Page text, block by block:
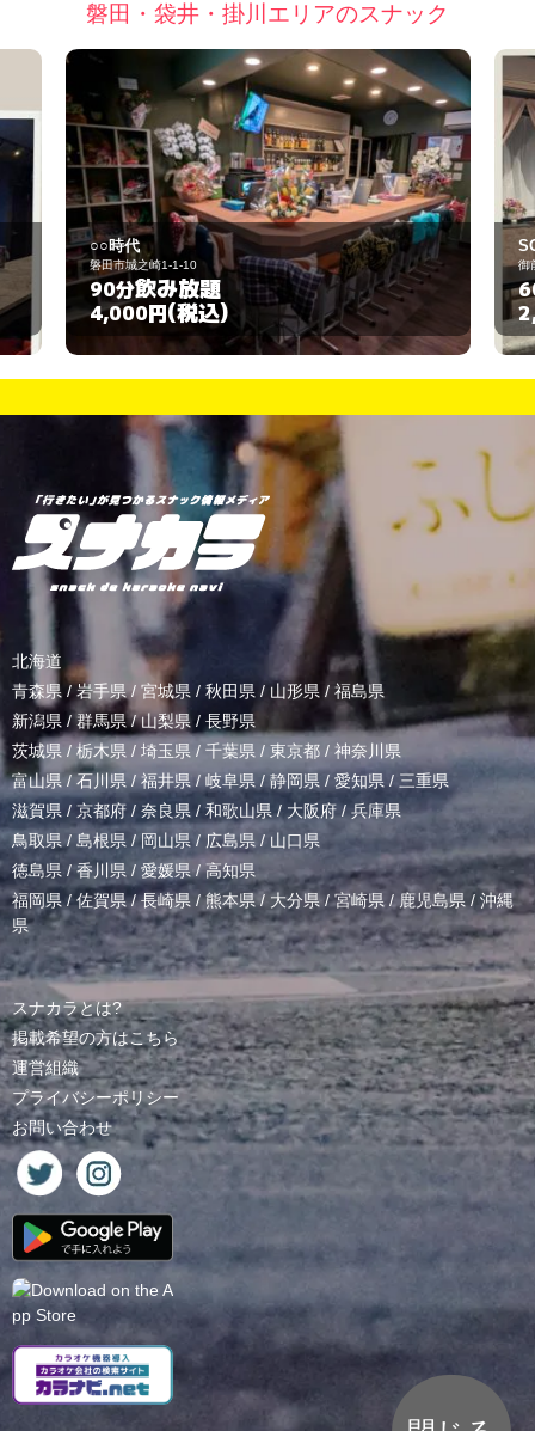
磐田・袋井・掛川エリアのスナック
SORA
御前崎市御前崎21-50
60分飲み放題
2,500円(税込)
北海道
青森県 / 岩手県/ 宮城県 / 秋田県 / 山形県/ 福島県
新潟県 /群馬県/山梨県 / 長野県
茨城県 / 栃木県 / 埼玉県 / 千葉県 / 東京都 / 神奈川県
富山県 /石川県/福井県/岐阜県 / 静岡県 / 愛知県 / 三重県
滋賀県 / 京都府 / 奈良県 / 和歌山県/ 大阪府 /兵庫県
鳥取県/ 島根県 /岡山県/ 広島県 / 山口県
徳島県 /香川県 / 愛媛県/高知県
福岡県/佐賀県/長崎県 /熊本県/ 大分県/宮崎県 /鹿児島県 / 沖縄
県
スナカラとは?
掲載希望の方はこちら
運営組織
プライバシーポリシー
お問い合わせ